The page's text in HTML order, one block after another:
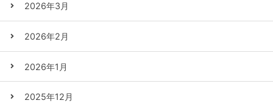
2026年3月
2026年2月
2026年1月
2025年12月